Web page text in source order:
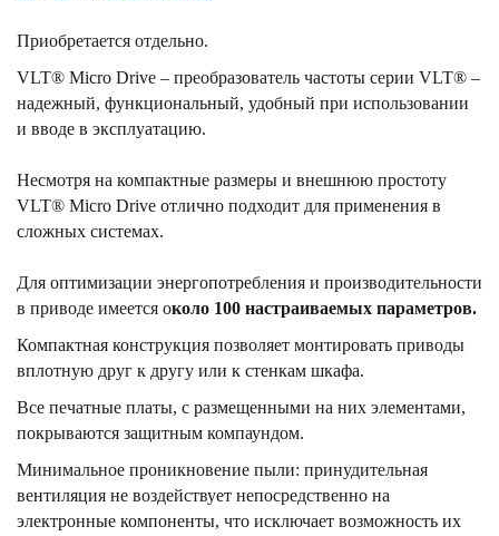
Приобретается отдельно.
VLT® Micro Drive – преобразователь частоты серии VLT® –
надежный, функциональный, удобный при использовании
и вводе в эксплуатацию.
Несмотря на компактные размеры и внешнюю простоту
VLT® Micro Drive отлично подходит для применения в
сложных системах.
Для оптимизации энергопотребления и производительности
в приводе имеется около 100 настраиваемых параметров.
Компактная конструкция позволяет монтировать приводы
вплотную друг к другу или к стенкам шкафа.
Все печатные платы, с размещенными на них элементами,
покрываются защитным компаундом.
Минимальное проникновение пыли: принудительная
вентиляция не воздействует непосредственно на
электронные компоненты, что исключает возможность их